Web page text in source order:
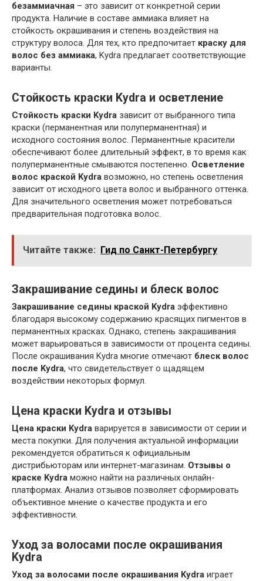
безаммиачная – это зависит от конкретной серии
продукта. Наличие в составе аммиака влияет на
стойкость окрашивания и степень воздействия на
структуру волоса. Для тех, кто предпочитает краску для
волос без аммиака, Kydra предлагает соответствующие
варианты.
Стойкость краски Kydra и осветление
Стойкость краски Kydra зависит от выбранного типа
краски (перманентная или полуперманентная) и
исходного состояния волос. Перманентные красители
обеспечивают более длительный эффект, в то время как
полуперманентные смываются постепенно. Осветление
волос краской Kydra возможно, но степень осветления
зависит от исходного цвета волос и выбранного оттенка.
Для значительного осветления может потребоваться
предварительная подготовка волос.
Читайте также: Гид по Санкт-Петербургу
Закрашивание седины и блеск волос
Закрашивание седины краской Kydra эффективно
благодаря высокому содержанию красящих пигментов в
перманентных красках. Однако, степень закрашивания
может варьироваться в зависимости от процента седины.
После окрашивания Kydra многие отмечают блеск волос
после Kydra, что свидетельствует о щадящем
воздействии некоторых формул.
Цена краски Kydra и отзывы
Цена краски Kydra варируется в зависимости от серии и
места покупки. Для получения актуальной информации
рекомендуется обратиться к официальным
дистрибьюторам или интернет-магазинам. Отзывы о
краске Kydra можно найти на различных онлайн-
платформах. Анализ отзывов позволяет сформировать
объективное мнение о качестве продукта и его
эффективности.
Уход за волосами после окрашивания
Kydra
Уход за волосами после окрашивания Kydra играет